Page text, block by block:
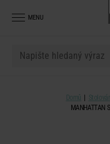
MENU
Domů
MANHATTAN